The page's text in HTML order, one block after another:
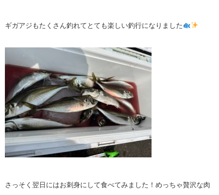
ギガアジもたくさん釣れてとても楽しい釣行になりました
さっそく翌日にはお刺身にして食べてみました！めっちゃ贅沢な肉